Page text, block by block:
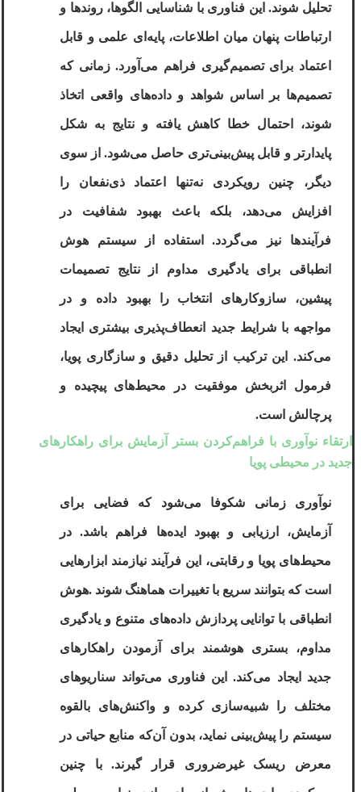
تحلیل شوند. این فناوری با شناسایی الگوها، روندها و
ارتباطات پنهان میان اطلاعات، پایه‌ای علمی و قابل
اعتماد برای تصمیم‌گیری فراهم می‌آورد. زمانی که
تصمیم‌ها بر اساس شواهد و داده‌های واقعی اتخاذ
شوند، احتمال خطا کاهش یافته و نتایج به شکل
پایدارتر و قابل پیش‌بینی‌تری حاصل می‌شود. از سوی
دیگر، چنین رویکردی نه‌تنها اعتماد ذی‌نفعان را
افزایش می‌دهد، بلکه باعث بهبود شفافیت در
فرآیندها نیز می‌گردد. استفاده از سیستم هوش
انطباقی برای یادگیری مداوم از نتایج تصمیمات
پیشین، سازوکارهای انتخاب را بهبود داده و در
مواجهه با شرایط جدید انعطاف‌پذیری بیشتری ایجاد
می‌کند. این ترکیب از تحلیل دقیق و سازگاری پویا،
فرمول اثربخش موفقیت در محیط‌های پیچیده و
پرچالش است.
ارتقاء نوآوری با فراهم‌کردن بستر آزمایش برای راهکارهای
جدید در محیطی پویا
نوآوری زمانی شکوفا می‌شود که فضایی برای
آزمایش، ارزیابی و بهبود ایده‌ها فراهم باشد. در
محیط‌های پویا و رقابتی، این فرآیند نیازمند ابزارهایی
است که بتوانند سریع با تغییرات هماهنگ شوند .هوش
انطباقی با توانایی پردازش داده‌های متنوع و یادگیری
مداوم، بستری هوشمند برای آزمودن راهکارهای
جدید ایجاد می‌کند. این فناوری می‌تواند سناریوهای
مختلف را شبیه‌سازی کرده و واکنش‌های بالقوه
سیستم را پیش‌بینی نماید، بدون آن‌که منابع حیاتی در
معرض ریسک غیرضروری قرار گیرند. با چنین